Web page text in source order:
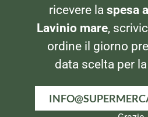
ricevere la spesa
Lavinio mare,
ordine il giorno
data scelta per